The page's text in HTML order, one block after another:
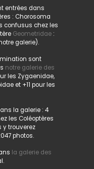
entrées dans
: Chorosoma
confusus chez les
Geometridae:
galerie).
sont
notre galerie des
les Zygaenidae,
et +11 pour les
la galerie : 4
les Coléoptères
y trouverez
photos.
la galerie des